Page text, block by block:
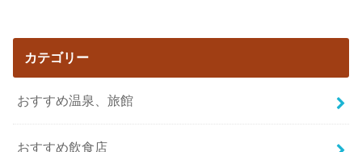
カテゴリー
おすすめ温泉、旅館
おすすめ飲食店